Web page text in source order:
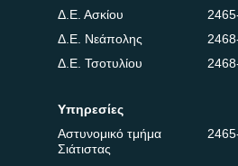
Δ.Ε. Ασκίου
Δ.Ε. Νεάπολης
Δ.Ε. Τσοτυλίου
Υπηρεσίες
Αστυνομικό τμήμα
Σιάτιστας